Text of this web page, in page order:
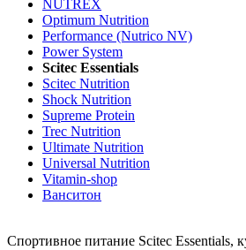
NUTREX
Optimum Nutrition
Performance (Nutrico NV)
Power System
Scitec Essentials
Scitec Nutrition
Shock Nutrition
Supreme Protein
Trec Nutrition
Ultimate Nutrition
Universal Nutrition
Vitamin-shop
Ванситон
Спортивное питание Scitec Essentials,